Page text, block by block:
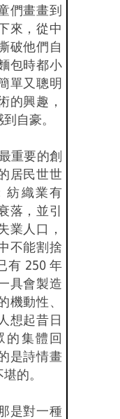
們畫畫到
來，從中
破他們自
包時都小
單又聰明
的興趣，
自豪。
重要的創
居民世世
紡織業有
落，並引
業人口，
不能割捨
有 250 年
具會製造
機動性、
想起昔日
的集體回
是詩情畫
的。
是對一種